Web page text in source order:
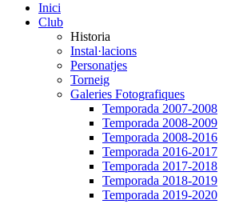
Inici
Club
Historia
Instal·lacions
Personatjes
Torneig
Galeries Fotografiques
Temporada 2007-2008
Temporada 2008-2009
Temporada 2008-2016
Temporada 2016-2017
Temporada 2017-2018
Temporada 2018-2019
Temporada 2019-2020